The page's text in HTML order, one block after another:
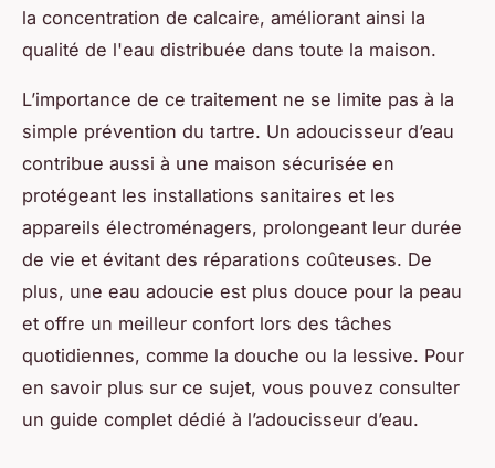
la concentration de calcaire, améliorant ainsi la
qualité de l'eau distribuée dans toute la maison.
L’importance de ce traitement ne se limite pas à la
simple prévention du tartre. Un adoucisseur d’eau
contribue aussi à une maison sécurisée en
protégeant les installations sanitaires et les
appareils électroménagers, prolongeant leur durée
de vie et évitant des réparations coûteuses. De
plus, une eau adoucie est plus douce pour la peau
et offre un meilleur confort lors des tâches
quotidiennes, comme la douche ou la lessive. Pour
en savoir plus sur ce sujet, vous pouvez consulter
un guide complet dédié à l’adoucisseur d’eau.